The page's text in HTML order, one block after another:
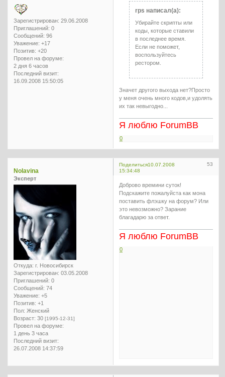
Зарегистрирован: 29.06.2008
Приглашений: 0
Сообщений: 96
Уважение: +17
Позитив: +20
Провел на форуме:
2 дня 6 часов
Последний визит:
16.09.2008 15:50:05
rps написал(а):
Убирайте скрипты или
коды, которые ставили
в последнее время.
Если не поможет,
воспользуйтесь
рестором.
Значет другого выхода нет?Просто
у меня очень много кодов,и удолять
их так невыгодно...
Я люблю ForumBB
0
Поделиться 53
10.07.2008
15:34:48
Nolavina
Эксперт
Откуда: г. Новосибирск
Зарегистрирован: 03.05.2008
Приглашений: 0
Сообщений: 74
Уважение: +5
Позитив: +1
Пол: Женский
Возраст: 30 [1995-12-31]
Провел на форуме:
1 день 3 часа
Последний визит:
26.07.2008 14:37:59
Доброво времини суток!
Подскажите пожалуйста как мона
поставить флэшку на форум? Или
это невозможно? Зарание
благадарю за ответ.
Я люблю ForumBB
0